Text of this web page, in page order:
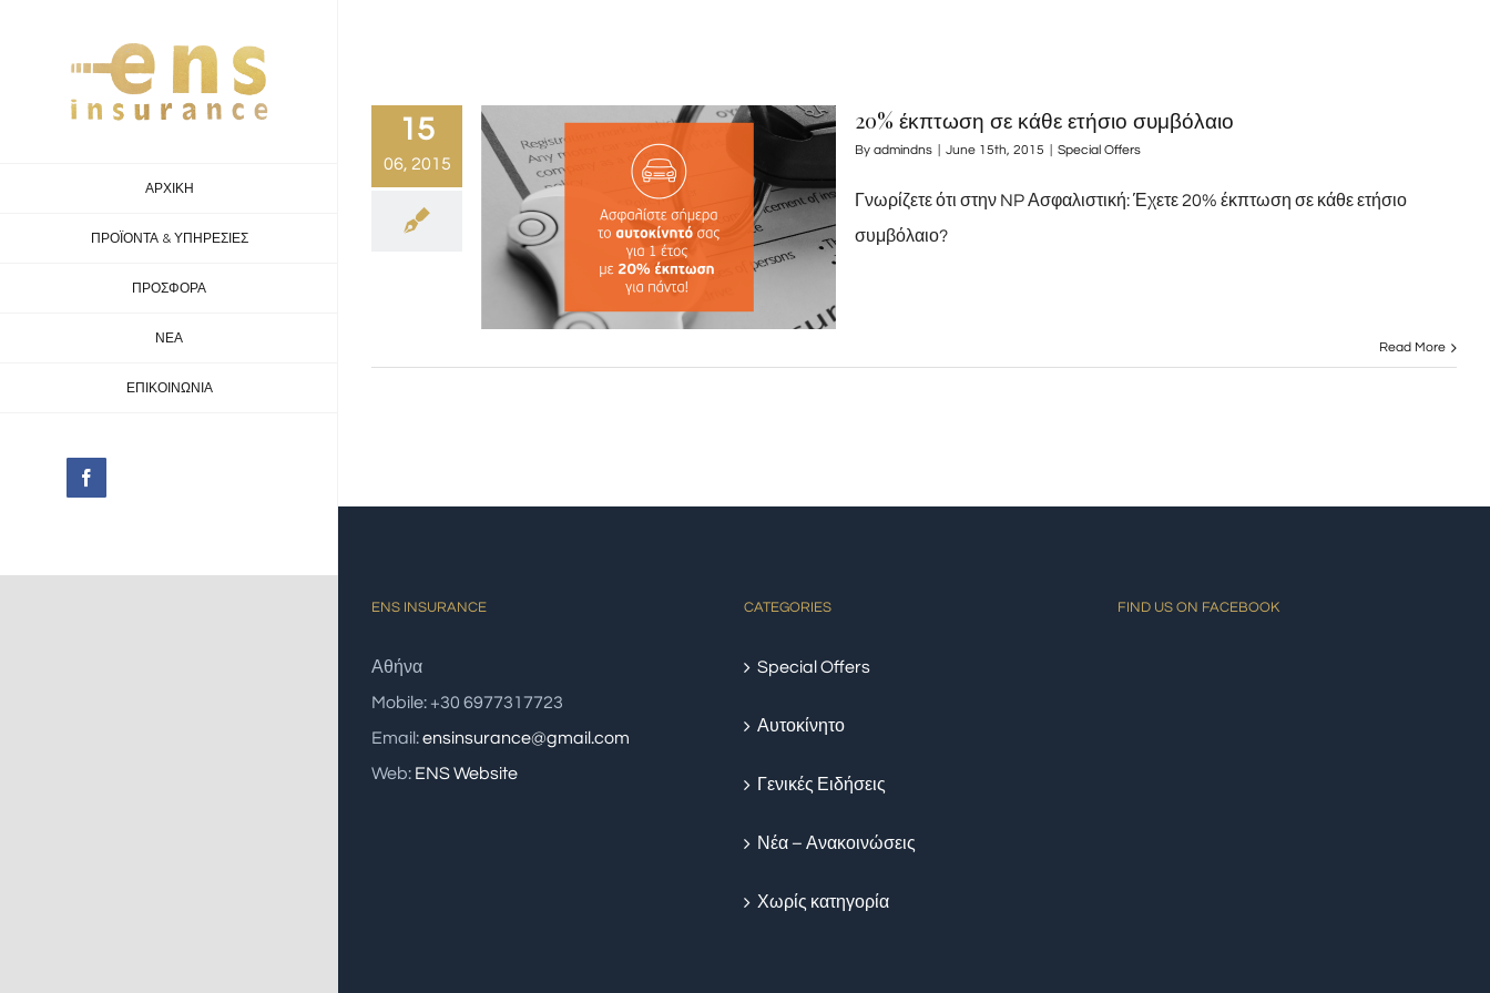
ΑΡΧΙΚΗ
ΠΡΟΪΟΝΤΑ & ΥΠΗΡΕΣΙΕΣ
ΠΡΟΣΦΟΡΑ
ΝΕΑ
ΕΠΙΚΟΙΝΩΝΙΑ
15
06, 2015
20% έκπτωση σε κάθε ετήσιο συμβόλαιο
By admindns June 15th, 2015 Special Offers
Γνωρίζετε ότι στην NP Ασφαλιστική: Έχετε 20% έκπτωση σε κάθε ετήσιο
συμβόλαιο?
Read More
ENS INSURANCE
Αθήνα
Mobile: +30 6977317723
Email:ensinsurance@gmail.com
Web: ENS Website
CATEGORIES
Special Offers
Αυτοκίνητο
Γενικές Ειδήσεις
Νέα – Ανακοινώσεις
Χωρίς κατηγορία
FIND US ON FACEBOOK